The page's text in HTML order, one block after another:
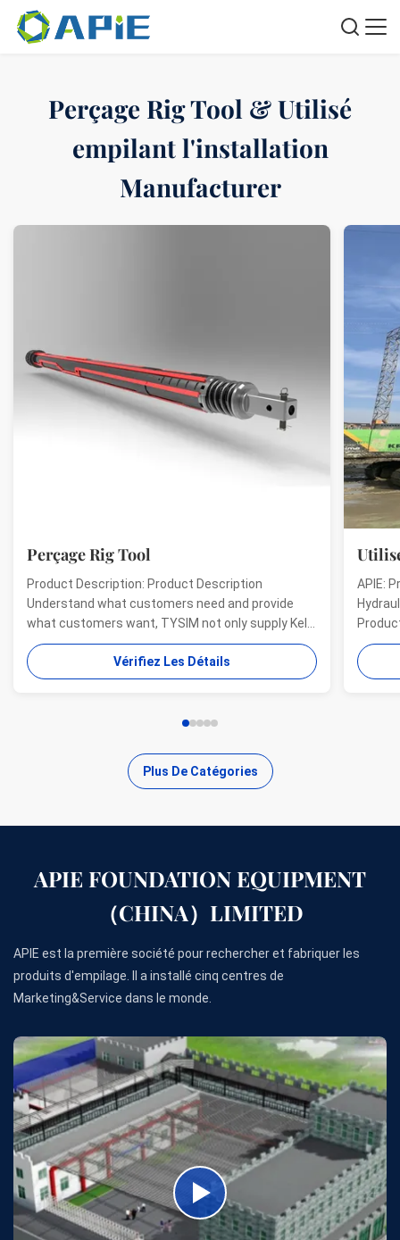
Perçage Rig Tool & Utilisé
empilant l'installation
Manufacturer
Perçage Rig Tool
Product Description: Product Description
Understand what customers need and provide
what customers want, TYSIM not only supply Kelly
bars for drill rigs of world’s top brands, but also
provide one-stop solution for the world foundation
construction users. While providing customized
Vérifiez Les Détails
APIE:
Product
offer a
needs of
Plus De Catégories
APIE FOUNDATION EQUIPMENT
（CHINA）LIMITED
APIE est la première société pour rechercher et fabriquer les
produits d'empilage. Il a installé cinq centres de
Marketing&Service dans le monde.